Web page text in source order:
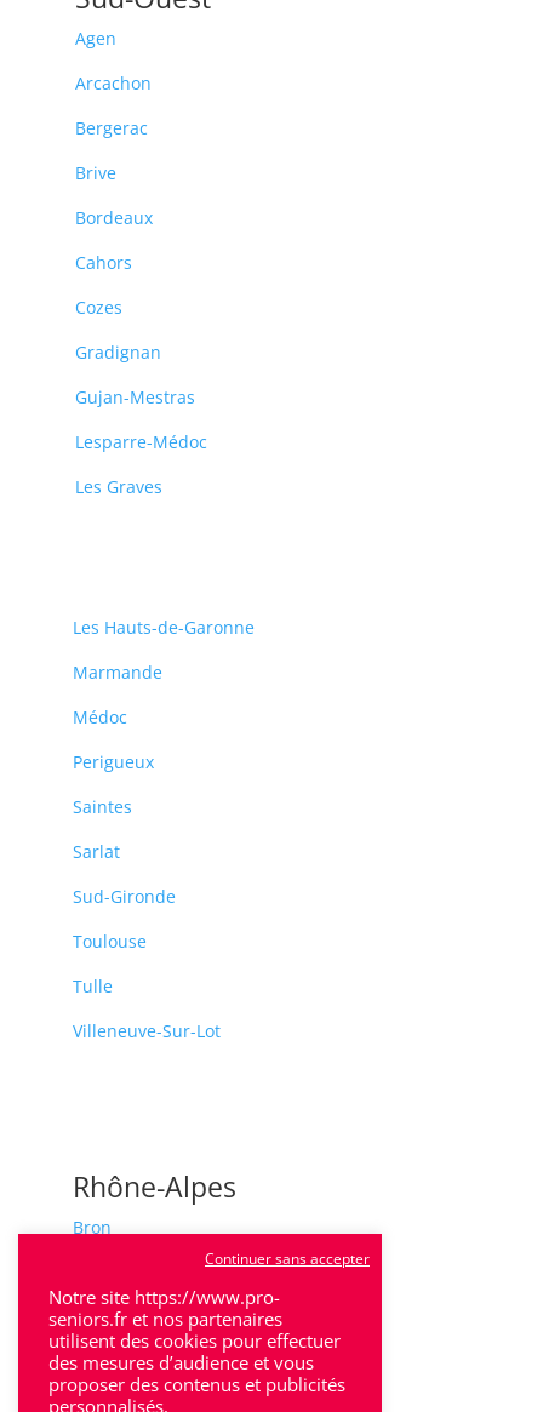
Agen
Arcachon
Bergerac
Brive
Bordeaux
Cahors
Cozes
Gradignan
Gujan-Mestras
Lesparre-Médoc
Les Graves
Les Hauts-de-Garonne
Marmande
Médoc
Perigueux
Saintes
Sarlat
Sud-Gironde
Toulouse
Tulle
Villeneuve-Sur-Lot
Rhône-Alpes
Bron
Lyon 6
Villeurbanne
Calluire
Notre site https://www.pro-
seniors.fr et nos partenaires
utilisent des cookies pour effectuer
des mesures d’audience et vous
proposer des contenus et publicités
personnalisés.
Continuer sans accepter